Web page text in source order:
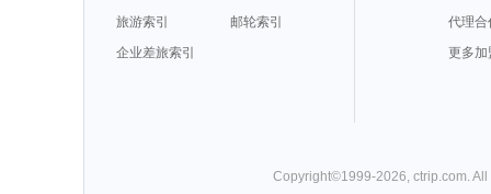
旅游索引
邮轮索引
企业差旅索引
代理合
更多加
Copyright©1999-2026 ctrip.com .